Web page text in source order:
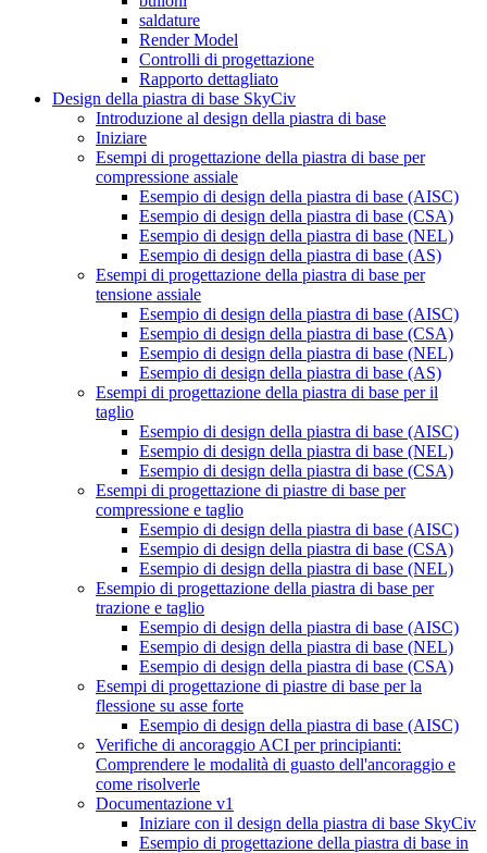
saldature
Render Model
Controlli di progettazione
Rapporto dettagliato
Design della piastra di base SkyCiv
Introduzione al design della piastra di base
Iniziare
Esempi di progettazione della piastra di base per
compressione assiale
Esempio di design della piastra di base (AISC)
Esempio di design della piastra di base (CSA)
Esempio di design della piastra di base (NEL)
Esempio di design della piastra di base (AS)
Esempi di progettazione della piastra di base per
tensione assiale
Esempio di design della piastra di base (AISC)
Esempio di design della piastra di base (CSA)
Esempio di design della piastra di base (NEL)
Esempio di design della piastra di base (AS)
Esempi di progettazione della piastra di base per il
taglio
Esempio di design della piastra di base (AISC)
Esempio di design della piastra di base (NEL)
Esempio di design della piastra di base (CSA)
Esempi di progettazione di piastre di base per
compressione e taglio
Esempio di design della piastra di base (AISC)
Esempio di design della piastra di base (CSA)
Esempio di design della piastra di base (NEL)
Esempio di progettazione della piastra di base per
trazione e taglio
Esempio di design della piastra di base (AISC)
Esempio di design della piastra di base (NEL)
Esempio di design della piastra di base (CSA)
Esempi di progettazione di piastre di base per la
flessione su asse forte
Esempio di design della piastra di base (AISC)
Verifiche di ancoraggio ACI per principianti:
Comprendere le modalità di guasto dell'ancoraggio e
come risolverle
Documentazione v1
Iniziare con il design della piastra di base SkyCiv
Esempio di progettazione della piastra di base in